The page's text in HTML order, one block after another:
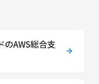
のAWS総合支